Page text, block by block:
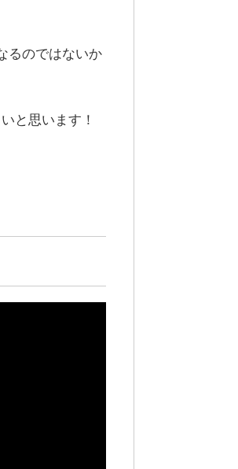
るのではないか
と思います！